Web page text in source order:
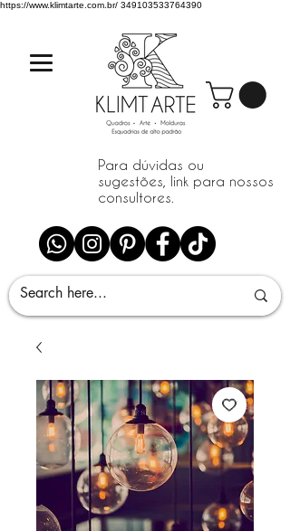
https://www.klimtarte.com.br/ 349103533764390
Para dúvidas ou
sugestões, link para nossos
consultores.